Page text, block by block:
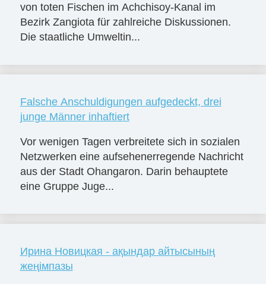
von toten Fischen im Achchisoy-Kanal im
Bezirk Zangiota für zahlreiche Diskussionen.
Die staatliche Umweltin...
Falsche Anschuldigungen aufgedeckt, drei
junge Männer inhaftiert
Vor wenigen Tagen verbreitete sich in sozialen
Netzwerken eine aufsehenerregende Nachricht
aus der Stadt Ohangaron. Darin behauptete
eine Gruppe Juge...
Ирина Новицкая - ақындар айтысының
жеңімпазы